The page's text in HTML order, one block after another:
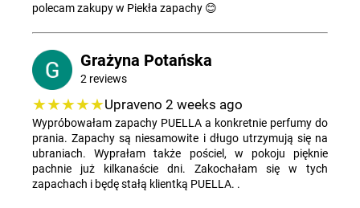
polecam zakupy w Piekła zapachy 😊
Grażyna Potańska
2 reviews
★★★★★Upraveno 2 weeks ago
Wypróbowałam zapachy PUELLA a konkretnie perfumy do
prania. Zapachy są niesamowite i długo utrzymują się na
ubraniach. Wyprałam także pościel, w pokoju pięknie
pachnie już kilkanaście dni. Zakochałam się w tych
zapachach i będę stałą klientką PUELLA. .
SZUKAJ